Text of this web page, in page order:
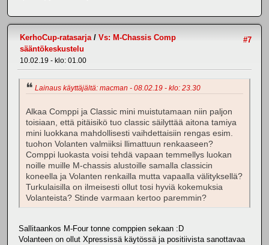
#7
KerhoCup-ratasarja/ Vs: M-Chassis Comp
sääntökeskustelu
10.02.19 - klo: 01.00
Lainaus käyttäjältä: macman - 08.02.19 - klo: 23.30
Alkaa Comppi ja Classic mini muistutamaan niin paljon
toisiaan, että pitäisikö tuo classic säilyttää aitona tamiya
mini luokkana mahdollisesti vaihdettaisiin rengas esim.
tuohon Volanten valmiiksi llimattuun renkaaseen?
Comppi luokasta voisi tehdä vapaan temmellys luokan
noille muille M-chassis alustoille samalla classicin
koneella ja Volanten renkailla mutta vapaalla välityksellä?
Turkulaisilla on ilmeisesti ollut tosi hyviä kokemuksia
Volanteista? Stinde varmaan kertoo paremmin?
Sallitaankos M-Four tonne comppien sekaan :D
Volanteen on ollut Xpressissä käytössä ja positiivista sanottavaa